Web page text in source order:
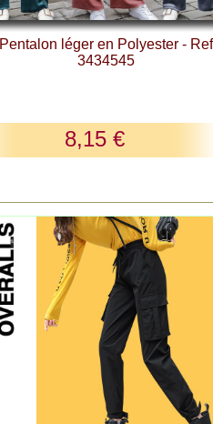
Pentalon léger en Polyester - Ref
3434545
8,15 €